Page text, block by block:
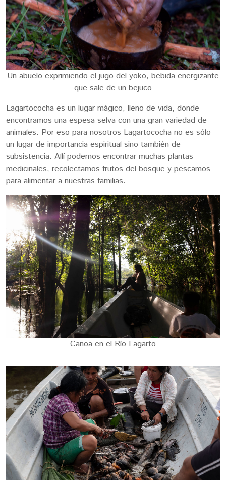
Un abuelo exprimiendo el jugo del yoko, bebida energizante
que sale de un bejuco
Lagartococha es un lugar mágico, lleno de vida, donde
encontramos una espesa selva con una gran variedad de
animales. Por eso para nosotros Lagartococha no es sólo
un lugar de importancia espiritual sino también de
subsistencia. Allí podemos encontrar muchas plantas
medicinales, recolectamos frutos del bosque y pescamos
para alimentar a nuestras familias.
Canoa en el Río Lagarto